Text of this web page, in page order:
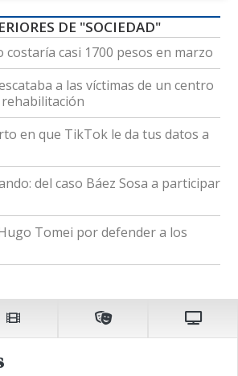
DE "SOCIEDAD"
costaría casi 1700 pesos en marzo
a las víctimas de un centro
en que TikTok le da tus datos a
del caso Báez Sosa a participar
Tomei por defender a los